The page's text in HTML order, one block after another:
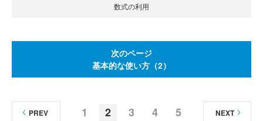
数式の利用
次のページ
基本的な使い方（2）
1 2 3 4 5
PREV NEXT